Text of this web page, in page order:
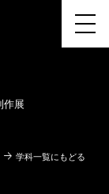
作展
学科一覧にもどる